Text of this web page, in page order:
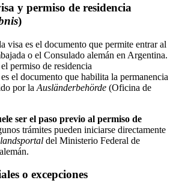
y permiso de residencia
)
visa es el documento que permite entrar al
o el Consulado alemán en Argentina.
permiso de residencia
el documento que habilita la permanencia
por la Ausländerbehörde (Oficina de
ser el paso previo al permiso de
trámites pueden iniciarse directamente
del Ministerio Federal de
o excepciones